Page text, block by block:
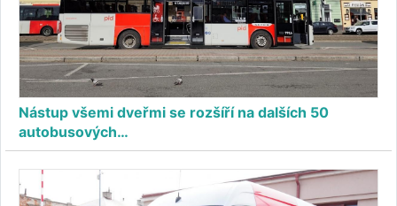
Nástup všemi dveřmi se rozšíří na dalších 50
autobusových…